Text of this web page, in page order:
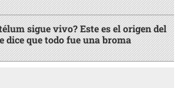
sigue vivo? Este es el origen del
dice que todo fue una broma